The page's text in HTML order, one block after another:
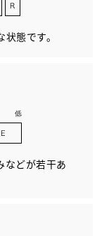
態です。
などが若干あ